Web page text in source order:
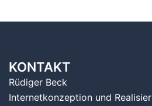
KONTAKT
Rüdiger Beck
Internetkonzeption und